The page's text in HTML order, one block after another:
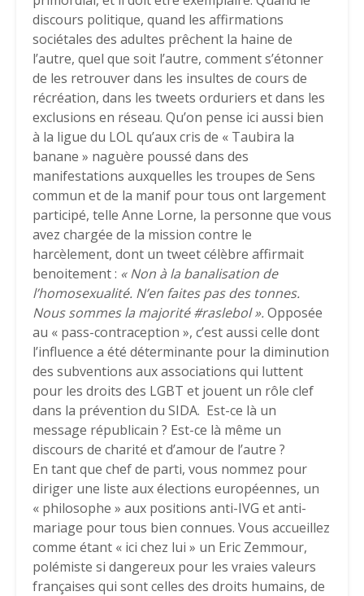
discours politique, quand les affirmations
sociétales des adultes prêchent la haine de
l’autre, quel que soit l’autre, comment s’étonner
de les retrouver dans les insultes de cours de
récréation, dans les tweets orduriers et dans les
exclusions en réseau. Qu’on pense ici aussi bien
à la ligue du LOL qu’aux cris de « Taubira la
banane » naguère poussé dans des
manifestations auxquelles les troupes de Sens
commun et de la manif pour tous ont largement
participé, telle Anne Lorne, la personne que vous
avez chargée de la mission contre le
harcèlement, dont un tweet célèbre affirmait
benoitement : « Non à la banalisation de
l’homosexualité. N’en faites pas des tonnes.
Nous sommes la majorité #raslebol ».Opposée
au « pass-contraception », c’est aussi celle dont
l’influence a été déterminante pour la diminution
des subventions aux associations qui luttent
pour les droits des LGBT et jouent un rôle clef
dans la prévention du SIDA. Est-ce là un
message républicain ? Est-ce là même un
discours de charité et d’amour de l’autre ?
En tant que chef de parti, vous nommez pour
diriger une liste aux élections européennes, un
« philosophe » aux positions anti-IVG et anti-
mariage pour tous bien connues. Vous accueillez
comme étant « ici chez lui » un Eric Zemmour,
polémiste si dangereux pour les vraies valeurs
françaises qui sont celles des droits humains, de